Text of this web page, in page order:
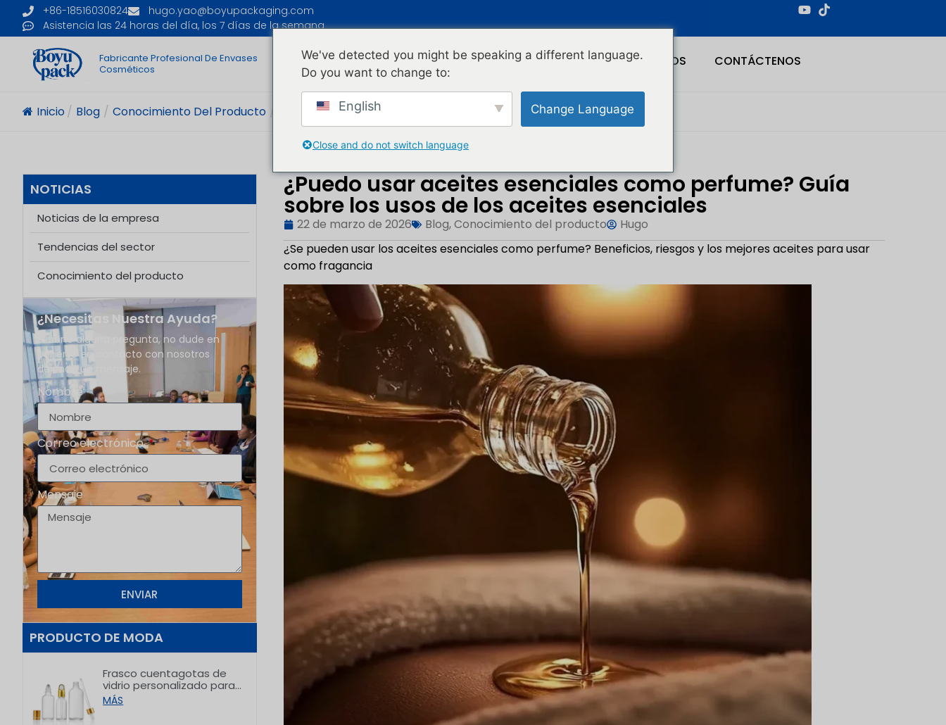
+86-18516030824
hugo.yao@boyupackaging.com
Asistencia las 24 horas del día, los 7 días de la semana
Fabricante Profesional De Envases
Cosméticos
INICIO PRODUCTOS BLOG ACERCA DE NOSOTROS CONTÁCTENOS
Inicio / Blog / Conocimiento Del Producto / ¿Puedo Usar Essential...
NOTICIAS
Noticias de la empresa
Tendencias del sector
Conocimiento del producto
¿Necesitas Nuestra Ayuda?
Si tiene alguna pregunta, no dude en
ponerse en contacto con nosotros
dejando un mensaje.
Nombre
Correo electrónico
Mensaje
ENVIAR
PRODUCTO DE MODA
Frasco cuentagotas de
vidrio personalizado para
aceites esenciales, ideal
para el empaque de
MÁS
¿Puedo usar aceites esenciales como perfume? Guía
sobre los usos de los aceites esenciales
22 de marzo de 2026 Blog,Conocimiento del producto
Hugo
¿Se pueden usar los aceites esenciales como perfume? Beneficios, riesgos y los mejores aceites para usar
como fragancia
We've detected you might be speaking a different language.
Do you want to change to:
English Change Language
Close and do not switch language